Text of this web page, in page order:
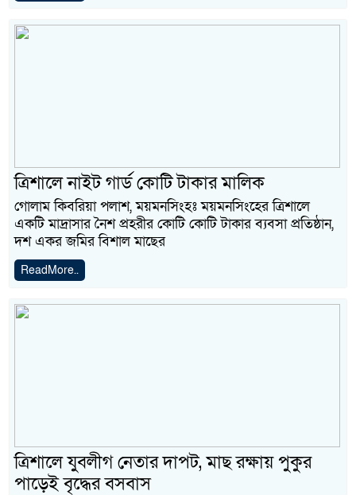
ত্রিশালে নাইট গার্ড কোটি টাকার মালিক
গোলাম কিবরিয়া পলাশ, ময়মনসিংহঃ ময়মনসিংহের ত্রিশালে
একটি মাদ্রাসার নৈশ প্রহরীর কোটি কোটি টাকার ব্যবসা প্রতিষ্ঠান,
দশ একর জমির বিশাল মাছের
ReadMore..
ত্রিশালে যুবলীগ নেতার দাপট, মাছ রক্ষায় পুকুর
পাড়েই বৃদ্ধের বসবাস